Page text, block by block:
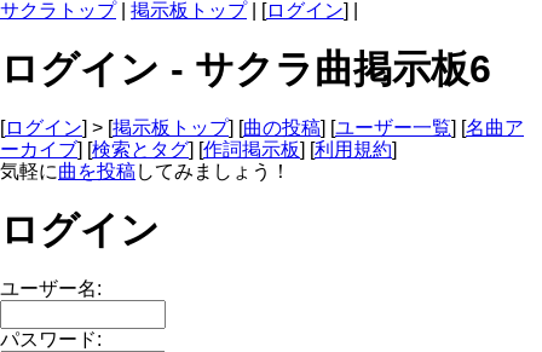
サクラトップ| 掲示板トップ| [ログイン] |
ログイン - サクラ曲掲示板6
[ログイン] > [掲示板トップ] [曲の投稿] [ユーザー一覧] [名曲ア
ーカイブ] [検索とタグ] [作詞掲示板] [利用規約]
気軽に曲を投稿してみましょう！
ログイン
ユーザー名:
パスワード: